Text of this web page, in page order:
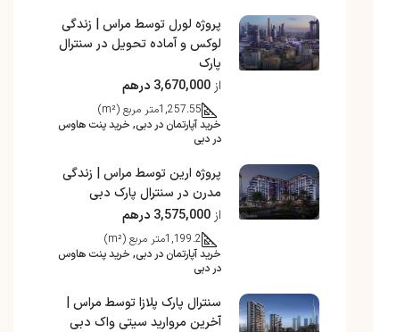
پروژه لورل توسط مراس | زندگی
لوکس و آماده تحویل در سنترال
پارک
از3,670,000 درهم
1,257.55متر مربع (m²)
خرید آپارتمان در دبی, خرید پنت هاوس
در دبی
پروژه ارین توسط مراس | زندگی
مدرن در سنترال پارک دبی
از3,575,000 درهم
1,199.2متر مربع (m²)
خرید آپارتمان در دبی, خرید پنت هاوس
در دبی
سنترال پارک پلازا توسط مراس |
آخرین مروارید سیتی واک دبی